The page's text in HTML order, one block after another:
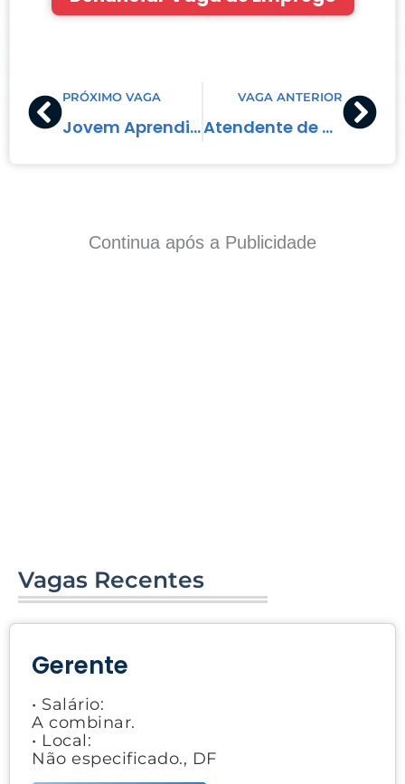
Prev
PRÓXIMO VAGA
Jovem Aprendiz – Assistente de Relacionamento com o Público
VAGA ANTERIOR
Atendente de Mesa
Continua após a Publicidade
Vagas Recentes
Gerente
• Salário:
A combinar.
• Local:
Não especificado., DF